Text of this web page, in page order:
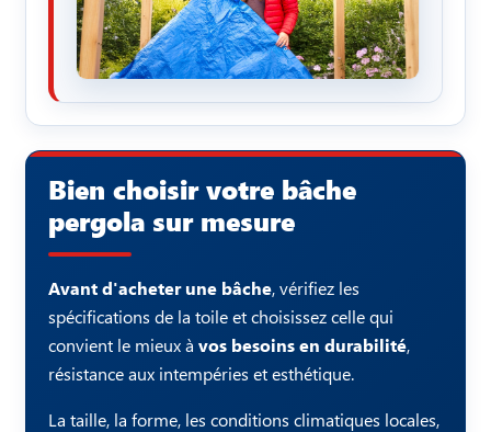
Bien choisir votre bâche
pergola sur mesure
Avant d'acheter une bâche, vérifiez les
spécifications de la toile et choisissez celle qui
convient le mieux à vos besoins en durabilité,
résistance aux intempéries et esthétique.
La taille, la forme, les conditions climatiques locales,